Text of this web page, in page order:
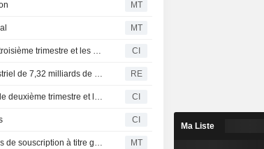
MT
MT
YTL Corporation Berhad publie ses résultats pour le troisième trimestre et les neuf mois clos le 31 mars 2025 CI
YTL Corporation enregistre un chiffre d'affaires trimestriel de 7,32 milliards de RGT RE
YTL Corporation Berhad présente ses résultats pour le deuxième trimestre et le semestre clos le 31 décembre 2024 CI
CI
YTL propose l'émission de plus de 2 milliards de bons de souscription à titre gratuit MT
Ma Liste